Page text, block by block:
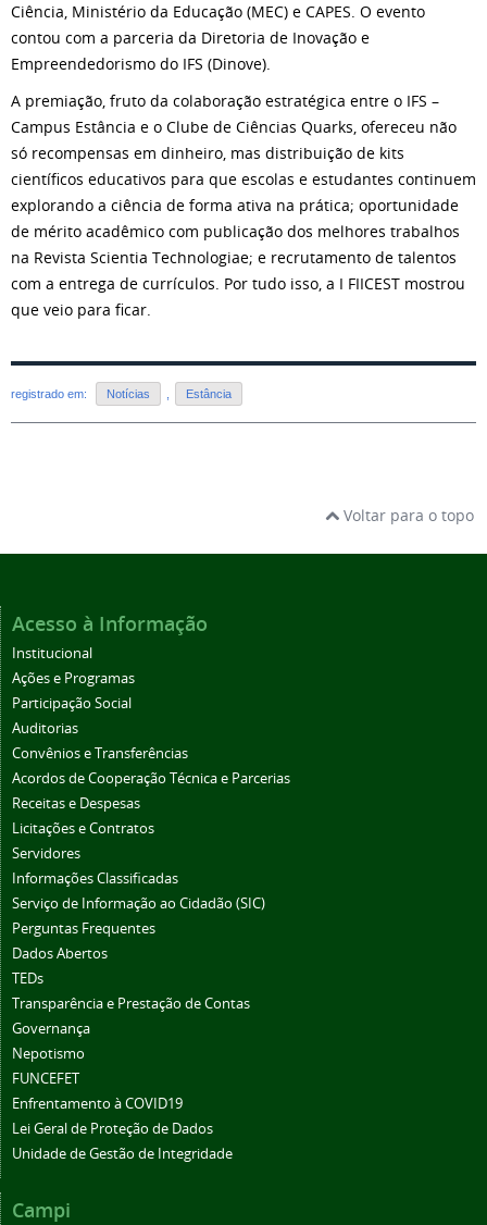
Ciência, Ministério da Educação (MEC) e CAPES. O evento
contou com a parceria da Diretoria de Inovação e
Empreendedorismo do IFS (Dinove).
A premiação, fruto da colaboração estratégica entre o IFS –
Campus Estância e o Clube de Ciências Quarks, ofereceu não
só recompensas em dinheiro, mas distribuição de kits
científicos educativos para que escolas e estudantes continuem
explorando a ciência de forma ativa na prática; oportunidade
de mérito acadêmico com publicação dos melhores trabalhos
na Revista Scientia Technologiae; e recrutamento de talentos
com a entrega de currículos. Por tudo isso, a I FIICEST mostrou
que veio para ficar.
registrado em: Notícias Estância
Voltar para o topo
Acesso à Informação
Institucional
Ações e Programas
Participação Social
Auditorias
Convênios e Transferências
Acordos de Cooperação Técnica e Parcerias
Receitas e Despesas
Licitações e Contratos
Servidores
Informações Classificadas
Serviço de Informação ao Cidadão (SIC)
Perguntas Frequentes
Dados Abertos
TEDs
Transparência e Prestação de Contas
Governança
Nepotismo
FUNCEFET
Enfrentamento à COVID19
Lei Geral de Proteção de Dados
Unidade de Gestão de Integridade
Campi